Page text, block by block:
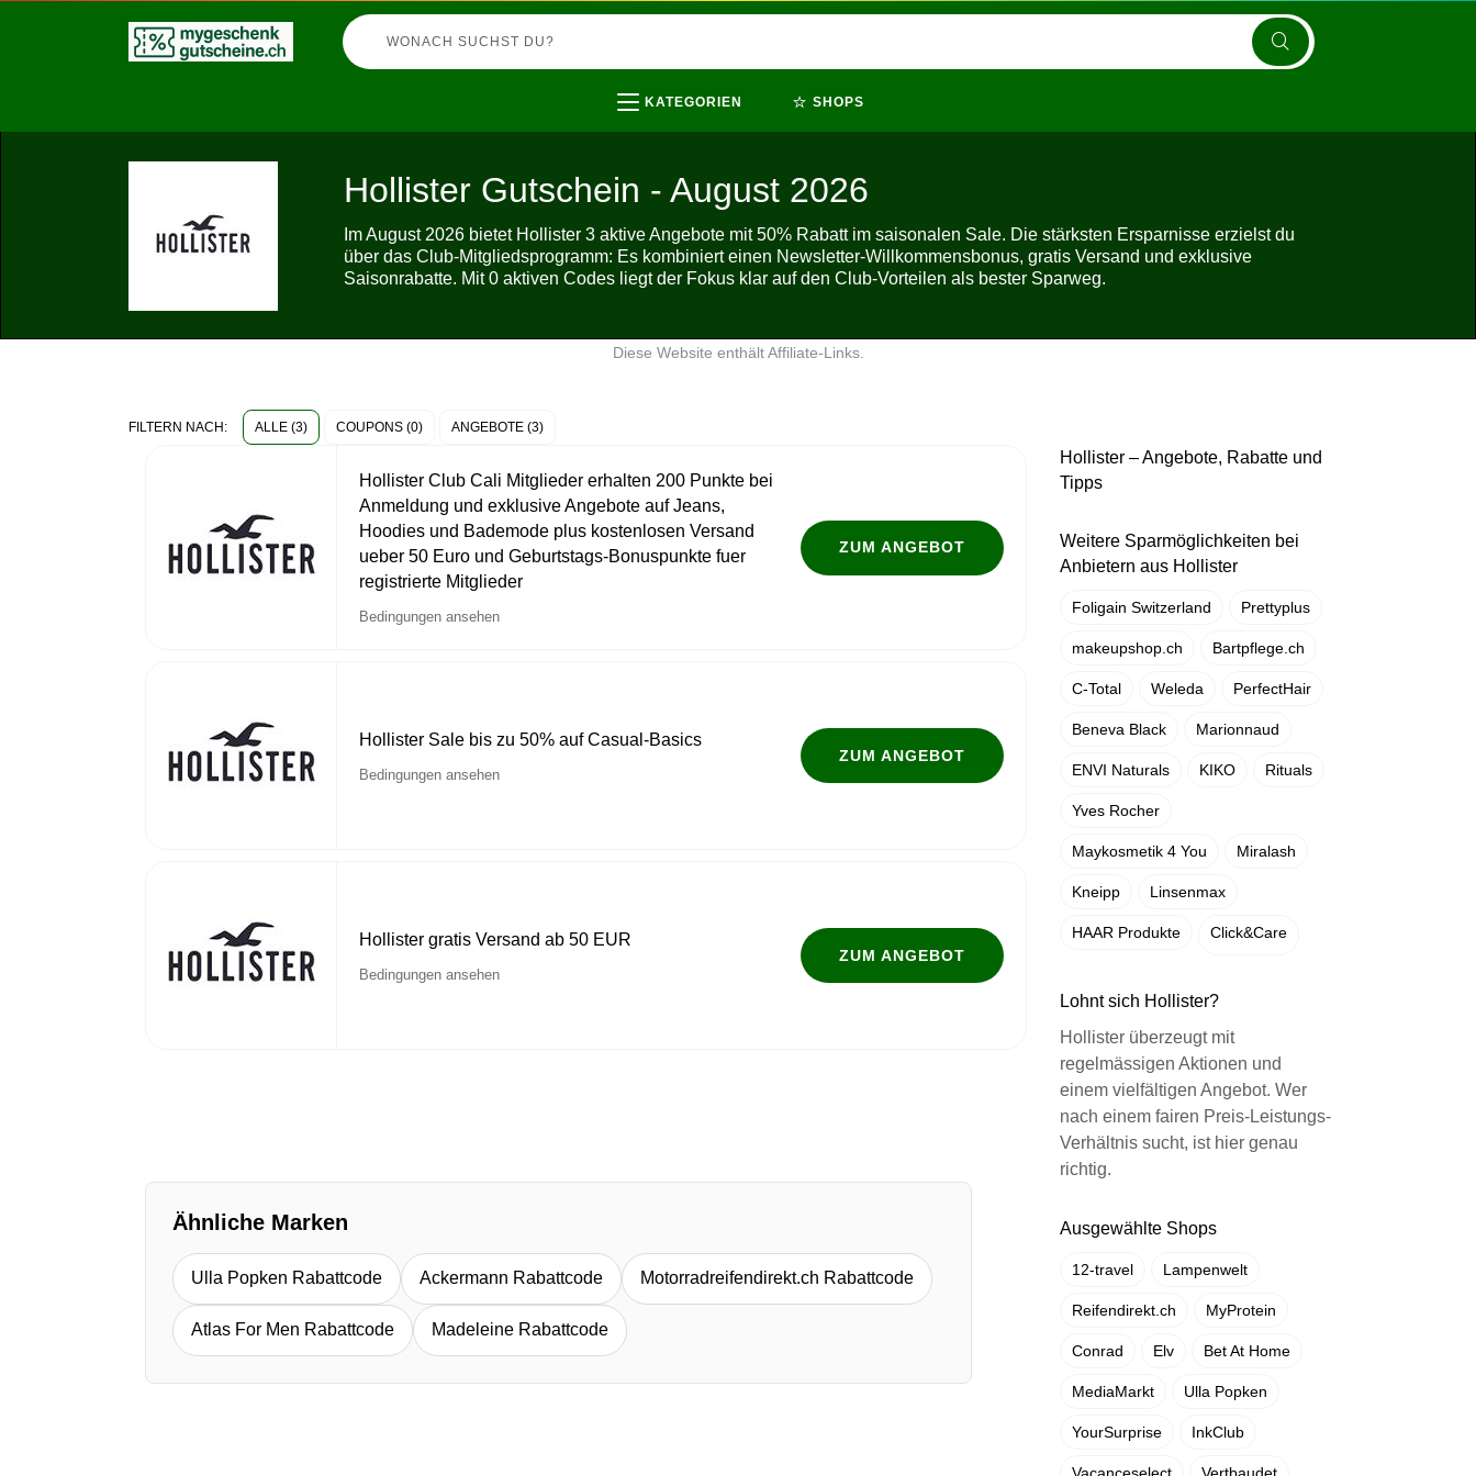
KATEGORIEN ⭐ SHOPS
Hollister Gutschein - August 2026
Im August 2026 bietet Hollister 3 aktive Angebote mit 50% Rabatt im saisonalen Sale. Die stärksten Ersparnisse erzielst du
über das Club-Mitgliedsprogramm: Es kombiniert einen Newsletter-Willkommensbonus, gratis Versand und exklusive
Saisonrabatte. Mit 0 aktiven Codes liegt der Fokus klar auf den Club-Vorteilen als bester Sparweg.
Diese Website enthält Affiliate-Links.
FILTERN NACH: ALLE (3) COUPONS (0) ANGEBOTE (3)
Hollister Club Cali Mitglieder erhalten 200 Punkte bei
Anmeldung und exklusive Angebote auf Jeans,
Hoodies und Bademode plus kostenlosen Versand
ueber 50 Euro und Geburtstags-Bonuspunkte fuer
registrierte Mitglieder
Bedingungen ansehen
ZUM ANGEBOT
Hollister Sale bis zu 50% auf Casual-Basics
Bedingungen ansehen
ZUM ANGEBOT
Hollister gratis Versand ab 50 EUR
Bedingungen ansehen
ZUM ANGEBOT
Ähnliche Marken
Ulla Popken Rabattcode Ackermann Rabattcode Motorradreifendirekt.ch Rabattcode
Atlas For Men Rabattcode Madeleine Rabattcode
Hollister – Angebote, Rabatte und
Tipps
Weitere Sparmöglichkeiten bei
Anbietern aus Hollister
Foligain Switzerland Prettyplus
makeupshop.ch Bartpflege.ch
C-Total Weleda PerfectHair
Beneva Black Marionnaud
ENVI Naturals KIKO Rituals
Yves Rocher
Maykosmetik 4 You Miralash
Kneipp Linsenmax
HAAR Produkte Click&Care
Lohnt sich Hollister?
Hollister überzeugt mit
regelmässigen Aktionen und
einem vielfältigen Angebot. Wer
nach einem fairen Preis-Leistungs-
Verhältnis sucht, ist hier genau
richtig.
Ausgewählte Shops
12-travel Lampenwelt
Reifendirekt.ch MyProtein
Conrad Elv Bet At Home
MediaMarkt Ulla Popken
YourSurprise InkClub